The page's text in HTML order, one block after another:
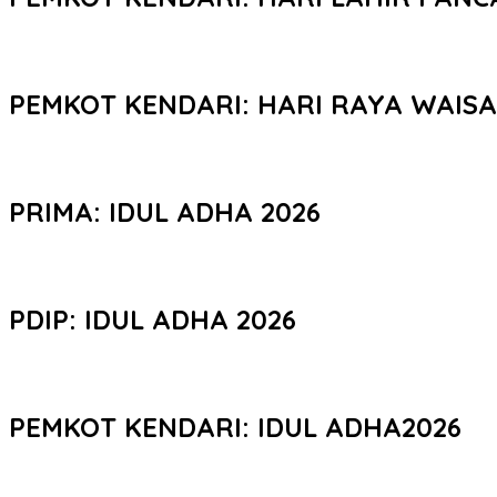
PEMKOT KENDARI: HARI RAYA
PRIMA: IDUL ADHA 2026
PDIP: IDUL ADHA 2026
PEMKOT KENDARI: IDUL ADHA2026